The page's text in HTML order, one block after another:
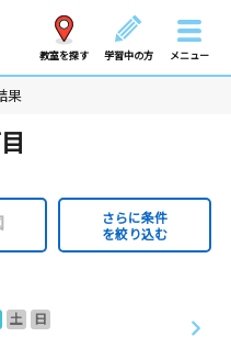
教室を探す 学習中の方 メニュー
果
さらに条件
を絞り込む
土
日